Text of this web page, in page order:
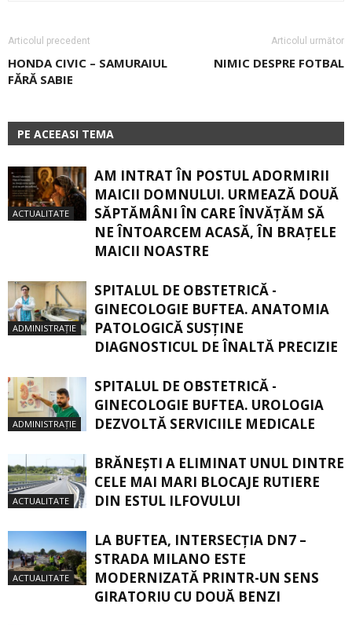
Articolul precedent
HONDA CIVIC – SAMURAIUL
FĂRĂ SABIE
Articolul următor
NIMIC DESPRE FOTBAL
PE ACEEASI TEMA
ACTUALITATE
AM INTRAT ÎN POSTUL ADORMIRII
MAICII DOMNULUI. URMEAZĂ DOUĂ
SĂPTĂMÂNI ÎN CARE ÎNVĂŢĂM SĂ
NE ÎNTOARCEM ACASĂ, ÎN BRAŢELE
MAICII NOASTRE
ADMINISTRAȚIE
SPITALUL DE OBSTETRICĂ -
GINECOLOGIE BUFTEA. ANATOMIA
PATOLOGICĂ SUSŢINE
DIAGNOSTICUL DE ÎNALTĂ PRECIZIE
ADMINISTRAȚIE
SPITALUL DE OBSTETRICĂ -
GINECOLOGIE BUFTEA. UROLOGIA
DEZVOLTĂ SERVICIILE MEDICALE
ACTUALITATE
BRĂNEȘTI A ELIMINAT UNUL DINTRE
CELE MAI MARI BLOCAJE RUTIERE
DIN ESTUL ILFOVULUI
ACTUALITATE
LA BUFTEA, INTERSECŢIA DN7 –
STRADA MILANO ESTE
MODERNIZATĂ PRINTR-UN SENS
GIRATORIU CU DOUĂ BENZI